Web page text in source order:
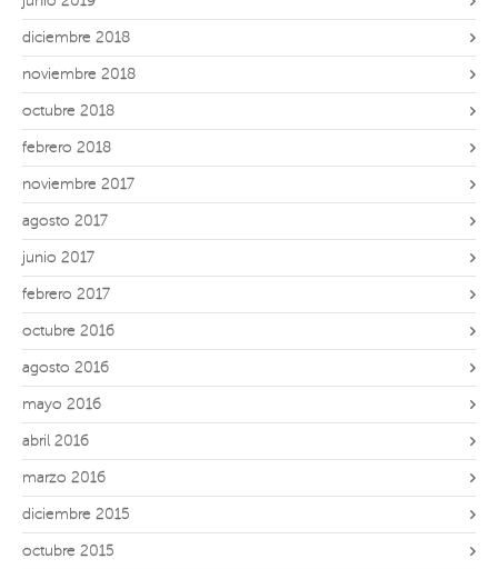
diciembre 2018
noviembre 2018
octubre 2018
febrero 2018
noviembre 2017
agosto 2017
junio 2017
febrero 2017
octubre 2016
agosto 2016
mayo 2016
abril 2016
marzo 2016
diciembre 2015
octubre 2015